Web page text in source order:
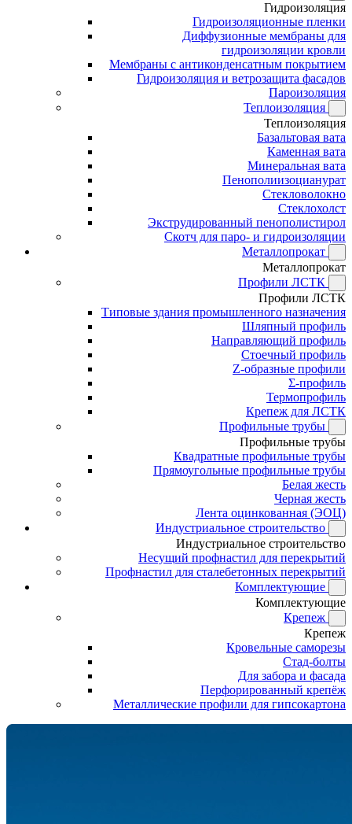
Гидроизоляция
Гидроизоляционные пленки
Диффузионные мембраны для
гидроизоляции кровли
Мембраны с антиконденсатным покрытием
Гидроизоляция и ветрозащита фасадов
Пароизоляция
Теплоизоляция
Теплоизоляция
Базальтовая вата
Каменная вата
Минеральная вата
Пенополиизоцианурат
Стекловолокно
Стеклохолст
Экструдированный пенополистирол
Скотч для паро- и гидроизоляции
Металлопрокат
Металлопрокат
Профили ЛСТК
Профили ЛСТК
Типовые здания промышленного назначения
Шляпный профиль
Направляющий профиль
Стоечный профиль
Z-образные профили
Σ-профиль
Термопрофиль
Крепеж для ЛСТК
Профильные трубы
Профильные трубы
Квадратные профильные трубы
Прямоугольные профильные трубы
Белая жесть
Черная жесть
Лента оцинкованная (ЭОЦ)
Индустриальное строительство
Индустриальное строительство
Несущий профнастил для перекрытий
Профнастил для сталебетонных перекрытий
Комплектующие
Комплектующие
Крепеж
Крепеж
Кровельные саморезы
Стад-болты
Для забора и фасада
Перфорированный крепёж
Металлические профили для гипсокартона